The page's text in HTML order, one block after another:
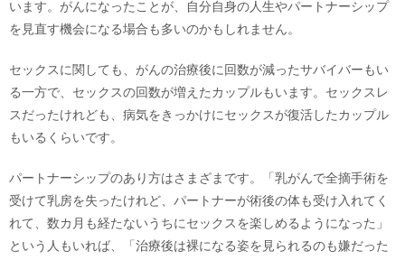
います。がんになったことが、自分自身の人生やパートナーシップ
を見直す機会になる場合も多いのかもしれません。
セックスに関しても、がんの治療後に回数が減ったサバイバーもい
る一方で、セックスの回数が増えたカップルもいます。セックスレ
スだったけれども、病気をきっかけにセックスが復活したカップル
もいるくらいです。
パートナーシップのあり方はさまざまです。「乳がんで全摘手術を
受けて乳房を失ったけれど、パートナーが術後の体も受け入れてく
れて、数カ月も経たないうちにセックスを楽しめるようになった」
という人もいれば、「治療後は裸になる姿を見られるのも嫌だった